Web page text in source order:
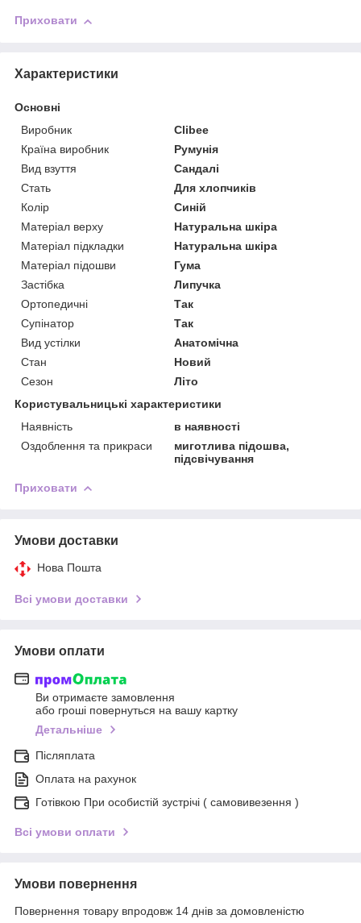
Приховати
Характеристики
Основні
Виробник
Clibee
Країна виробник
Румунія
Вид взуття
Сандалі
Стать
Для хлопчиків
Колір
Синій
Матеріал верху
Натуральна шкіра
Матеріал підкладки
Натуральна шкіра
Матеріал підошви
Гума
Застібка
Липучка
Ортопедичні
Так
Супінатор
Так
Вид устілки
Анатомічна
Стан
Новий
Сезон
Літо
Користувальницькі характеристики
Наявність
в наявності
Оздоблення та прикраси
миготлива підошва,
підсвічування
Приховати
Умови доставки
Нова Пошта
Всі умови доставки
Умови оплати
Ви отримаєте замовлення
або гроші повернуться на вашу картку
Детальніше
Післяплата
Оплата на рахунок
Готівкою При особистій зустрічі ( самовивезення )
Всі умови оплати
Умови повернення
Повернення товару впродовж 14 днів за домовленістю